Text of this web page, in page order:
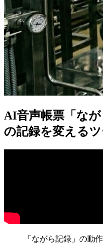
AI音声帳票「な
の記録を変える
「ながら記録」の動